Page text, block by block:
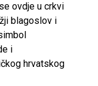
ovdje u crkvi
blagoslov i
i
hrvatskog